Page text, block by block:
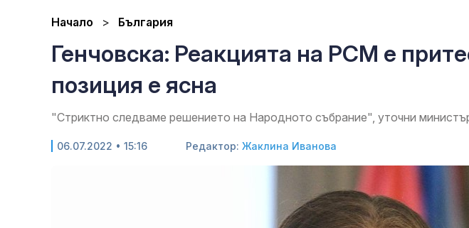
Начало България
Генчовска: Реакцията на РСМ е
позиция е ясна
"Стриктно следваме решението на Народното събрание", уточни
06.07.2022 • 15:16 Редактор: Жаклина Иванова